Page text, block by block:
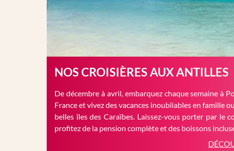
NOS CROISIÈRES AUX ANTILLES
De décembre à avril, embarquez chaque semaine à
France et vivez des vacances inoubliables en famille
belles îles des Caraïbes. Laissez-vous porter par le
profitez de la pension complète et des boissons